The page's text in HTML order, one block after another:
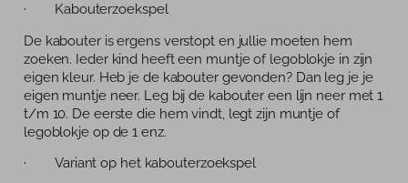
· Kabouterzoekspel
De kabouter is ergens verstopt en jullie moeten hem
zoeken. Ieder kind heeft een muntje of legoblokje in zijn
eigen kleur. Heb je de kabouter gevonden? Dan leg je je
eigen muntje neer. Leg bij de kabouter een lijn neer met 1
t/m 10. De eerste die hem vindt, legt zijn muntje of
legoblokje op de 1 enz.
· Variant op het kabouterzoekspel